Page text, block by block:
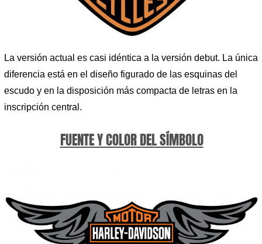
La versión actual es casi idéntica a la versión debut. La única
diferencia está en el diseño figurado de las esquinas del
escudo y en la disposición más compacta de letras en la
inscripción central.
FUENTE Y COLOR DEL SÍMBOLO